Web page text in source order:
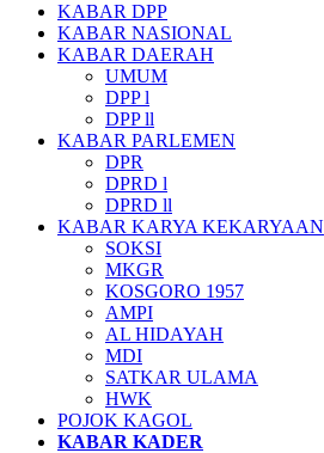
KABAR DPP
KABAR NASIONAL
KABAR DAERAH
UMUM
DPP l
DPP ll
KABAR PARLEMEN
DPR
DPRD l
DPRD ll
KABAR KARYA KEKARYAAN
SOKSI
MKGR
KOSGORO 1957
AMPI
AL HIDAYAH
MDI
SATKAR ULAMA
HWK
POJOK KAGOL
KABAR KADER